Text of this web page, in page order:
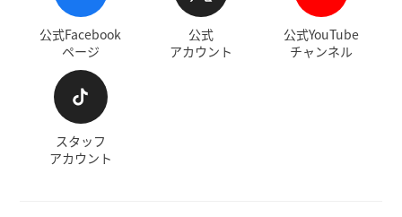
公式Facebook
ページ
公式
アカウント
公式YouTube
チャンネル
スタッフ
アカウント